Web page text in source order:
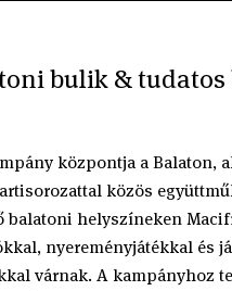
bulik & tudatos
központja a Balaton,
közös
balatoni helyszíneken
nyereményjátékkal és
várnak. A kampányhoz